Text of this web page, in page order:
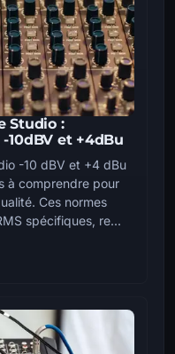
Studio :
10dBV et +4dBu
-10 dBV et +4 dBu
à comprendre pour
Ces normes
spécifiques, re...